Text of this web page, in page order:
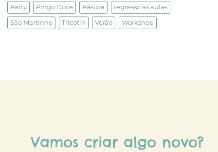
Party Pingo Doce Páscoa regresso às aulas
São Martinho Tricotin Verão Workshop
Vamos criar algo novo?